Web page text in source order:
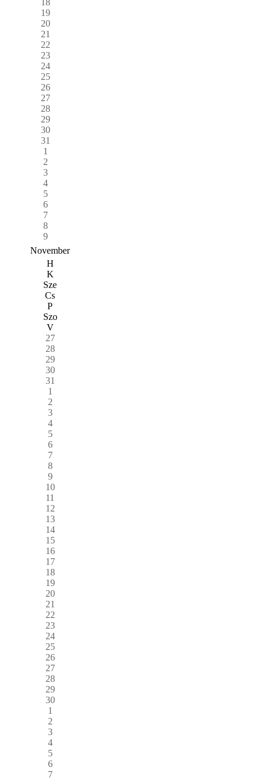
19
20
21
22
23
24
25
26
27
28
29
30
31
1
2
3
4
5
6
7
8
9
November
H
K
Sze
Cs
P
Szo
V
27
28
29
30
31
1
2
3
4
5
6
7
8
9
10
11
12
13
14
15
16
17
18
19
20
21
22
23
24
25
26
27
28
29
30
1
2
3
4
5
6
7